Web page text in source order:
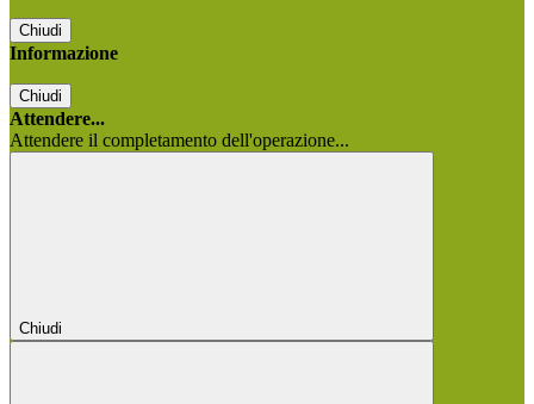
Chiudi
Informazione
Chiudi
Attendere...
Attendere il completamento dell'operazione...
Chiudi